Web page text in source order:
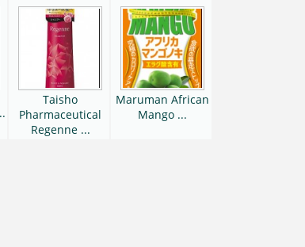
Taisho
Pharmaceutical
Regenne ...
Maruman African
Mango ...